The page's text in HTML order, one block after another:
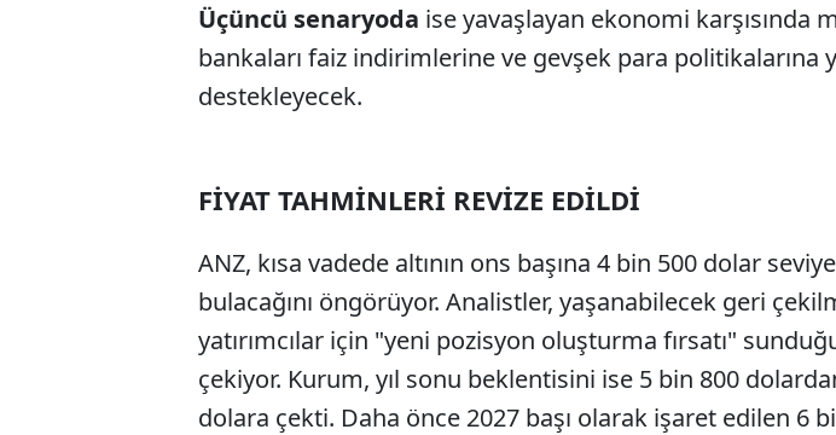
Üçüncü senaryoda ise yavaşlayan ekonomi karşısında
bankaları faiz indirimlerine ve gevşek para politikalarına
destekleyecek.
FİYAT TAHMİNLERİ REVİZE EDİLDİ
ANZ, kısa vadede altının ons başına 4 bin 500 dolar
bulacağını öngörüyor. Analistler, yaşanabilecek geri
yatırımcılar için "yeni pozisyon oluşturma fırsatı"
çekiyor. Kurum, yıl sonu beklentisini ise 5 bin 800
dolara çekti. Daha önce 2027 başı olarak işaret edilen 6